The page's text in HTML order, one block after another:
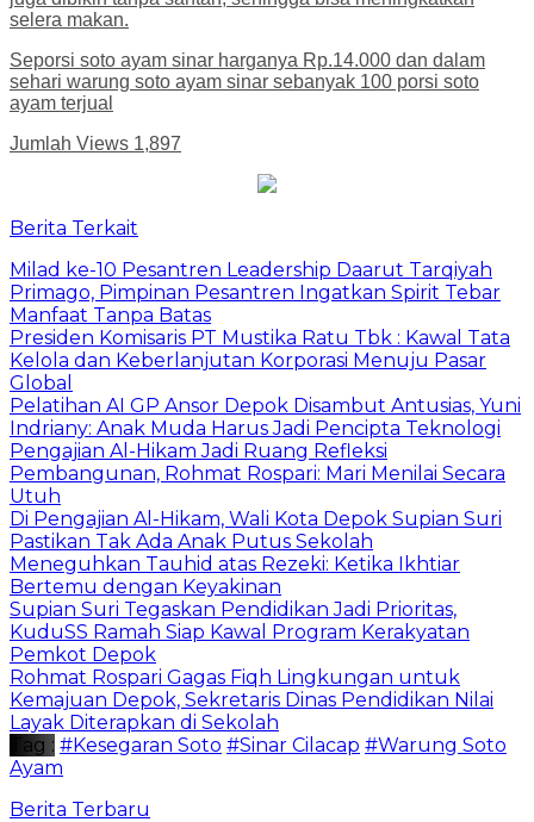
selera makan.
Seporsi soto ayam sinar harganya Rp.14.000 dan dalam
sehari warung soto ayam sinar sebanyak 100 porsi soto
ayam terjual
Jumlah Views 1,897
Berita Terkait
Milad ke-10 Pesantren Leadership Daarut Tarqiyah
Primago, Pimpinan Pesantren Ingatkan Spirit Tebar
Manfaat Tanpa Batas
Presiden Komisaris PT Mustika Ratu Tbk : Kawal Tata
Kelola dan Keberlanjutan Korporasi Menuju Pasar
Global
Pelatihan AI GP Ansor Depok Disambut Antusias, Yuni
Indriany: Anak Muda Harus Jadi Pencipta Teknologi
Pengajian Al-Hikam Jadi Ruang Refleksi
Pembangunan, Rohmat Rospari: Mari Menilai Secara
Utuh
Di Pengajian Al-Hikam, Wali Kota Depok Supian Suri
Pastikan Tak Ada Anak Putus Sekolah
Meneguhkan Tauhid atas Rezeki: Ketika Ikhtiar
Bertemu dengan Keyakinan
Supian Suri Tegaskan Pendidikan Jadi Prioritas,
KuduSS Ramah Siap Kawal Program Kerakyatan
Pemkot Depok
Rohmat Rospari Gagas Fiqh Lingkungan untuk
Kemajuan Depok, Sekretaris Dinas Pendidikan Nilai
Layak Diterapkan di Sekolah
Tag : #Kesegaran Soto #Sinar Cilacap #Warung Soto
Ayam
Berita Terbaru